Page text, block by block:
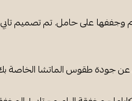
وجففها على حامل. تم تصميم
عن جودة طقوس الماتشا الخاصة